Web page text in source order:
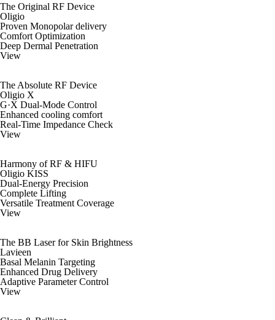
The Original RF Device
Oligio
Proven Monopolar delivery
Comfort Optimization
Deep Dermal Penetration
View
The Absolute RF Device
Oligio X
G·X Dual-Mode Control
Enhanced cooling comfort
Real-Time Impedance Check
View
Harmony of RF & HIFU
Oligio KISS
Dual-Energy Precision
Complete Lifting
Versatile Treatment Coverage
View
The BB Laser for Skin Brightness
Lavieen
Basal Melanin Targeting
Enhanced Drug Delivery
Adaptive Parameter Control
View